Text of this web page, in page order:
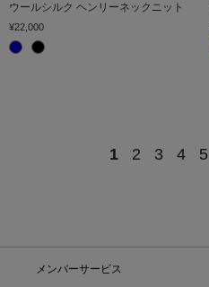
ウールシルク ヘンリーネックニット
¥22,000
1 2 3 4 5
メンバーサービス